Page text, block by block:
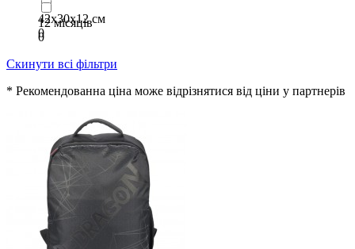
42х30х12 см
0
12 місяців
0
Скинути всі фільтри
* Рекомендованна ціна може відрізнятися від ціни у партнерів